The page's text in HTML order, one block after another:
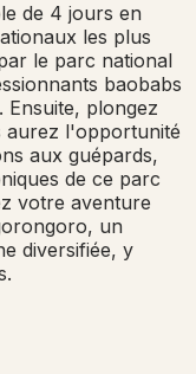
de 4 jours en
les plus
le parc national
baobabs
Ensuite, plongez
l'opportunité
aux guépards,
de ce parc
votre aventure
un
diversifiée, y